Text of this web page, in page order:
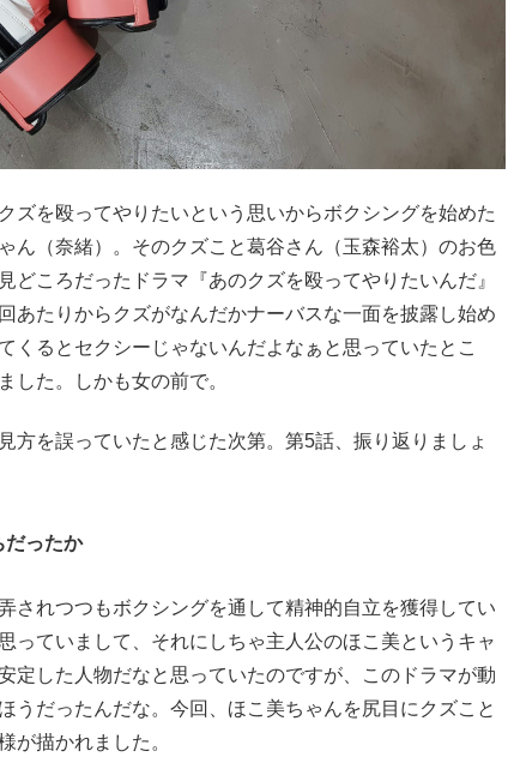
ズを殴ってやりたいという思いからボクシングを始めた
ん（奈緒）。そのクズこと葛谷さん（玉森裕太）のお色
どころだったドラマ『あのクズを殴ってやりたいんだ』
あたりからクズがなんだかナーバスな一面を披露し始め
くるとセクシーじゃないんだよなぁと思っていたとこ
した。しかも女の前で。
方を誤っていたと感じた次第。第5話、振り返りましょ
だったか
されつつもボクシングを通して精神的自立を獲得してい
っていまして、それにしちゃ主人公のほこ美というキャ
定した人物だなと思っていたのですが、このドラマが動
うだったんだな。今回、ほこ美ちゃんを尻目にクズこと
が描かれました。